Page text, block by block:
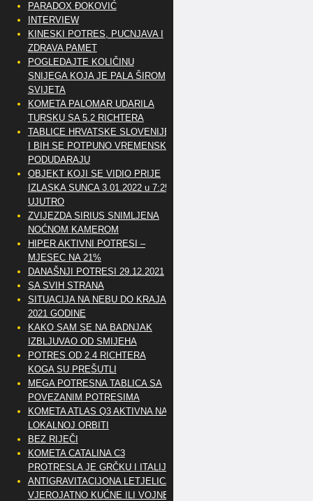
PARADOX ĐOKOVIĆ
INTERVIEW
KINESKI POTRES, PUCNJAVA I
ZDRAVA PAMET
POGLEDAJTE KOLIČINU
SNIJEGA KOJA JE PALA ŠIROM
SVIJETA
KOMETA PALOMAR UDARILA
TURSKU SA 5.2 RICHTERA
TABLICE HRVATSKE SLOVENIJE
I BIH SE POTPUNO VREMENSKI
PODUDARAJU
OBJEKT KOJI SE VIDIO PRIJE
IZLASKA SUNCA 3.01.2022 u 7:25
UJUTRO
ZVIJEZDA SIRIUS SNIMLJENA
NOĆNOM KAMEROM
HIPER AKTIVNI POTRESI –
MJESEC NA 21%
DANAŠNJI POTRESI 29.12.2021
SA SVIH STRANA
SITUACIJA NA NEBU DO KRAJA
2021 GODINE
KAKO SAM SE NA BADNJAK
IZBLJUVAO OD SMIJEHA
POTRES OD 2.4 RICHTERA
KOGA SU PREŠUTLI
MEGA POTRESNA TABLICA SA
POVEZANIM POTRESIMA
KOMETA ATLAS Q3 AKTIVNA NA
LOKALNOJ ORBITI
BEZ RIJEČI
KOMETA CATALINA C3
PROTRESLA JE GRČKU I ITALIJU
ANTIGRAVITACIJONA LETJELICA
VJEROJATNO KUĆNE ILI VOJNE